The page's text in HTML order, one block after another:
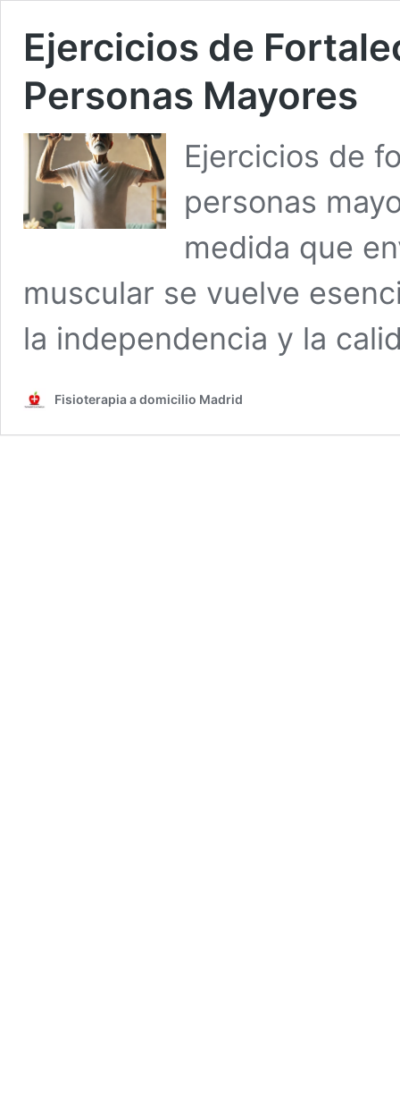
Ejercicios de
Personas Mayores
Ejercicios de
personas
medida que
muscular se vuelve
la independencia y la
Fisioterapia a domicilio Madrid